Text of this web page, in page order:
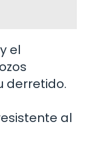
el
derretido.
al